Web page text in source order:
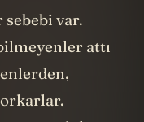
sebebi var.
attı